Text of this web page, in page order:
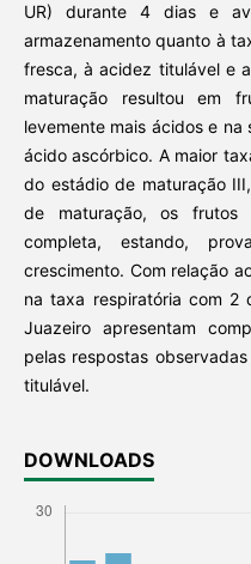
UR) durante 4 dias e
armazenamento quanto à
fresca, à acidez titulável e
maturação resultou em
levemente mais ácidos e
ácido ascórbico. A maior
do estádio de maturação
de maturação, os frutos
completa, estando,
crescimento. Com relação
na taxa respiratória com 2
Juazeiro apresentam
pelas respostas
titulável.
DOWNLOADS